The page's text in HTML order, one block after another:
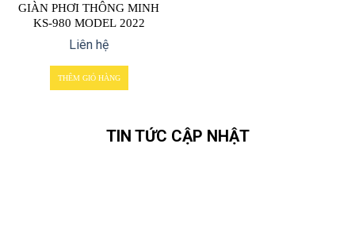
GIÀN PHƠI THÔNG MINH
KS-980 MODEL 2022
Liên hệ
THÊM GIỎ HÀNG
TIN TỨC CẬP NHẬT